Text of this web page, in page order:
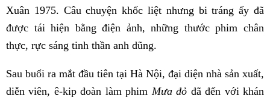
Xuân 1975. Câu chuyện khốc liệt nhưng bi tráng ấy đã
được tái hiện bằng điện ảnh, những thước phim chân
thực, rực sáng tinh thần anh dũng.
Sau buổi ra mắt đầu tiên tại Hà Nội, đại diện nhà sản xuất,
diễn viên, ê-kip đoàn làm phim Mưa đỏ đã đến với khán